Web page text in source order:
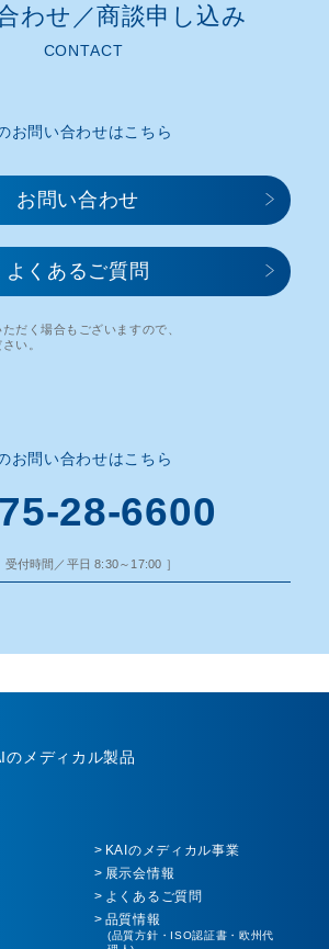
わせ／商談申し込み​
CONTACT
お問い合わせはこちら
お問い合わせ​
よくあるご質問
だく場合もございますので、
い。
お問い合わせはこちら
28-6600
受付時間／平日 8:30～17:00 ］
のメディカル製品
KAIのメディカル事業
展示会情報
よくあるご質問
品質情報
(品質方針・ISO認証書・欧州代